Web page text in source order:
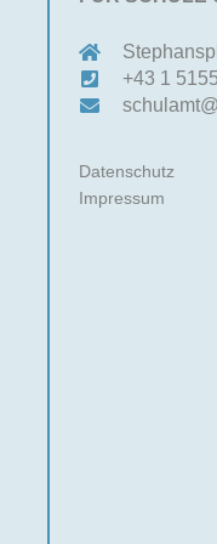
+43 1
Datenschutz
Impressum